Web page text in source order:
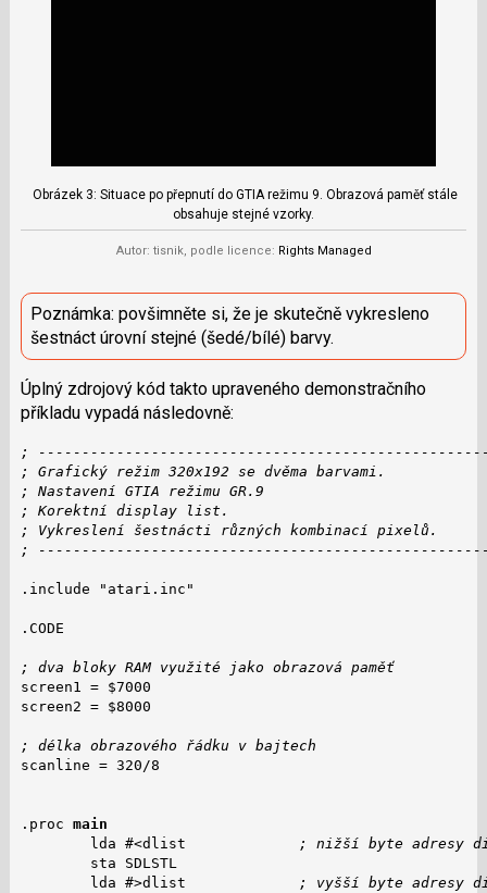
Obrázek 3: Situace po přepnutí do GTIA režimu 9. Obrazová paměť stále
obsahuje stejné vzorky.
Autor: tisnik, podle licence: Rights Managed
Poznámka: povšimněte si, že je skutečně vykresleno
šestnáct úrovní stejné (šedé/bílé) barvy.
Úplný zdrojový kód takto upraveného demonstračního
příkladu vypadá následovně:
;
; Grafický režim 320x192 se dvěma barvami.
; Nastavení GTIA režimu GR.9
; Korektní display list.
; Vykreslení šestnácti různých kombinací pixelů.
;
.include "atari.inc"
.CODE
; dva bloky RAM využité jako obrazová paměť
screen1 = $7000
screen2 = $8000
; délka obrazového řádku v bajtech
scanline = 320/8
.proc main
        lda #<dlist
; nižší byte adresy
        sta SDLSTL
        lda #>dlist
; vyšší byte adresy